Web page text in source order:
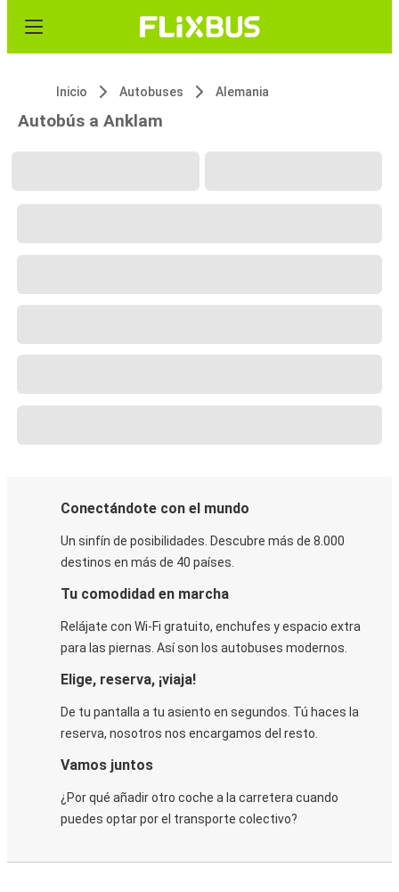
Inicio Autobuses Alemania
Autobús a Anklam
Conectándote con el mundo
Un sinfín de posibilidades. Descubre más de 8.000
destinos en más de 40 países.
Tu comodidad en marcha
Relájate con Wi-Fi gratuito, enchufes y espacio extra
para las piernas. Así son los autobuses modernos.
Elige, reserva, ¡viaja!
De tu pantalla a tu asiento en segundos. Tú haces la
reserva, nosotros nos encargamos del resto.
Vamos juntos
¿Por qué añadir otro coche a la carretera cuando
puedes optar por el transporte colectivo?